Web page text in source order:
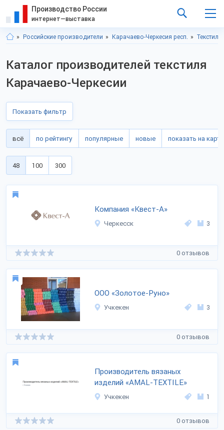
Производство России
интернет—выставка
Российские производители Карачаево-Черкесия респ. Текстиль
Каталог производителей текстиля
Карачаево-Черкесии
Показать фильтр
всё по рейтингу популярные новые показать на карте
48 100 300
Компания «Квест-А»
Черкесск 3
0 отзывов
ООО «Золотое-Руно»
Учкекен 3
0 отзывов
Производитель вязаных
изделий «AMAL-TEXTILE»
Учкекен 1
0 отзывов